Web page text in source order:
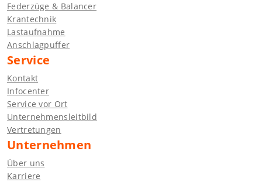
Federzüge & Balancer
Krantechnik
Lastaufnahme
Anschlagpuffer
Service
Kontakt
Infocenter
Service vor Ort
Unternehmensleitbild
Vertretungen
Unternehmen
Über uns
Karriere